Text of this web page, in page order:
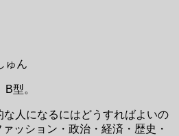
ゅん
型。
な人になるにはどうすればよいの
ッション・政治・経済・歴史・